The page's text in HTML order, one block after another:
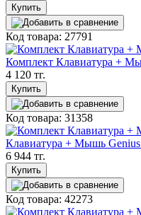
Купить
Код товара: 27791
Комплект Клавиатура +
4 120 тг.
Купить
Код товара: 31358
Клавиатура + Мышь
6 944 тг.
Купить
Код товара: 42273